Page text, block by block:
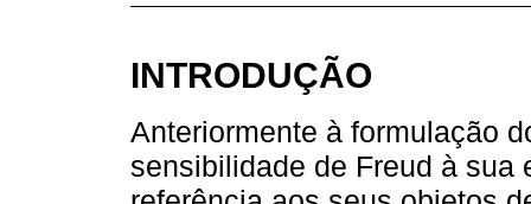
INTRODUÇÃO
Anteriormente à formulação
sensibilidade de Freud à sua